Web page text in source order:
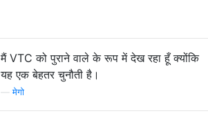
मैं VTC को पुराने वाले के रूप में देख रहा हूँ क्योंकि
यह एक बेहतर चुनौती है।
—मेगो